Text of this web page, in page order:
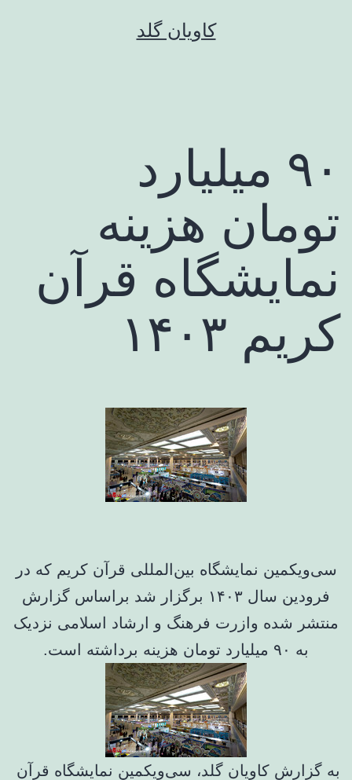
کاویان گلد
۹۰ میلیارد
تومان هزینه
نمایشگاه قرآن
کریم ۱۴۰۳
سی‌ویکمین نمایشگاه بین‌المللی قرآن کریم که در
فرودین سال ۱۴۰۳ برگزار شد براساس گزارش
منتشر شده وازرت فرهنگ و ارشاد اسلامی نزدیک
به ۹۰ میلیارد تومان هزینه برداشته است.
به گزارش کاویان گلد، سی‌ویکمین نمایشگاه قرآن